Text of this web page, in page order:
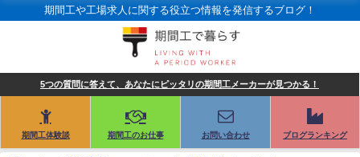
期間工や工場求人に関する役立つ情報を発信するブログ！
5つの質問に答えて、あなたにピッタリの期間工メーカーが見つかる！
期間工体験談 期間工のお仕事 お問い合わせ ブログランキング